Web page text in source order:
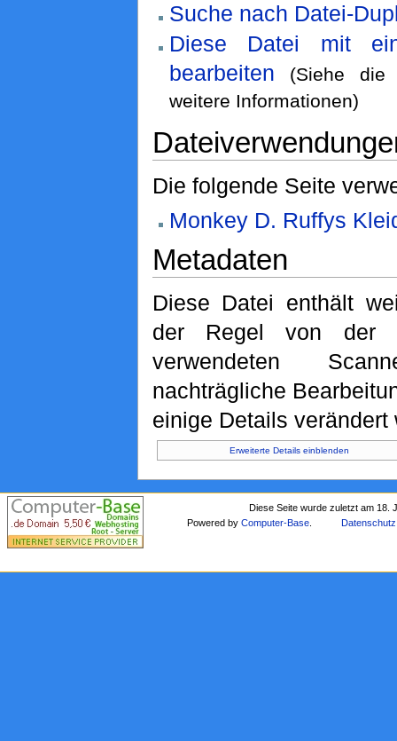
Suche nach Datei-
Diese Datei mit
bearbeiten
(Siehe
weitere Informationen)
Die folgende Seite
Monkey D. Ruffys
Metadaten
Diese Datei enthält
der Regel von der
verwendeten
nachträgliche
einige Details verändert
Erweiterte Details einblenden
Diese Seite wurde zuletzt am 18.
Powered byComputer-Base Datenschutz